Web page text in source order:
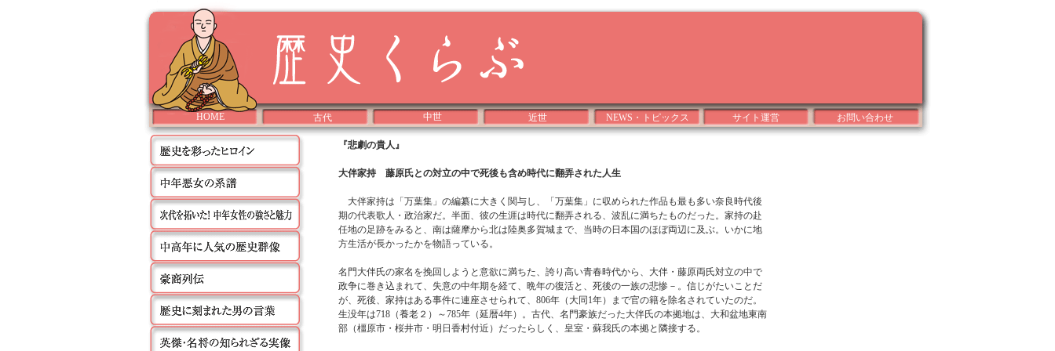
『悲劇の貴人』
大伴家持 藤原氏との対立の中で死後も含め時代に翻弄された人生
大伴家持は「万葉集」の編纂に大きく関与し、「万葉集」に収められた作品も最も多い奈良時代後
期の代表歌人・政治家だ。半面、彼の生涯は時代に翻弄される、波乱に満ちたものだった。家持の赴
任地の足跡をみると、南は薩摩から北は陸奥多賀城まで、当時の日本国のほぼ両辺に及ぶ。いかに地
方生活が長かったかを物語っている。
名門大伴氏の家名を挽回しようと意欲に満ちた、誇り高い青春時代から、大伴・藤原両氏対立の中で
政争に巻き込まれて、失意の中年期を経て、晩年の復活と、死後の一族の悲惨－。信じがたいことだ
が、死後、家持はある事件に連座させられて、806年（大同1年）まで官の籍を除名されていたのだ。
生没年は718（養老２）～785年（延暦4年）。古代、名門豪族だった大伴氏の本拠地は、大和盆地東南
部（橿原市・桜井市・明日香村付近）だったらしく、皇室・蘇我氏の本拠と隣接する。
HOME 古代 中世 近世 NEWS・トピックス サイト運営 お問い合わせ